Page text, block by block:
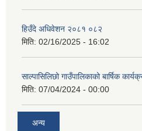
हिउँदे अधिवेशन २०८१ ०८२
मिति: 02/16/2025 - 16:02
साल्पासिलिछो गाउँपालिकाको बार्षिक
मिति: 07/04/2024 - 00:00
अन्य